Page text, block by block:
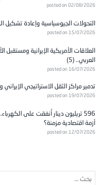
posted on 02/08/2026
التحولات الجيوسياسية وإعادة تشكيل
posted on 15/07/2026
العلاقات الأمريكية الإيرانية ومستقبل
العربي.. (5)
posted on 16/07/2026
تدمير مراكز الثقل الاستراتيجي
posted on 19/07/2026
596 تريليون دينار أُنفقت على
أزمة اقتصادية مزمنة؟
posted on 12/07/2026